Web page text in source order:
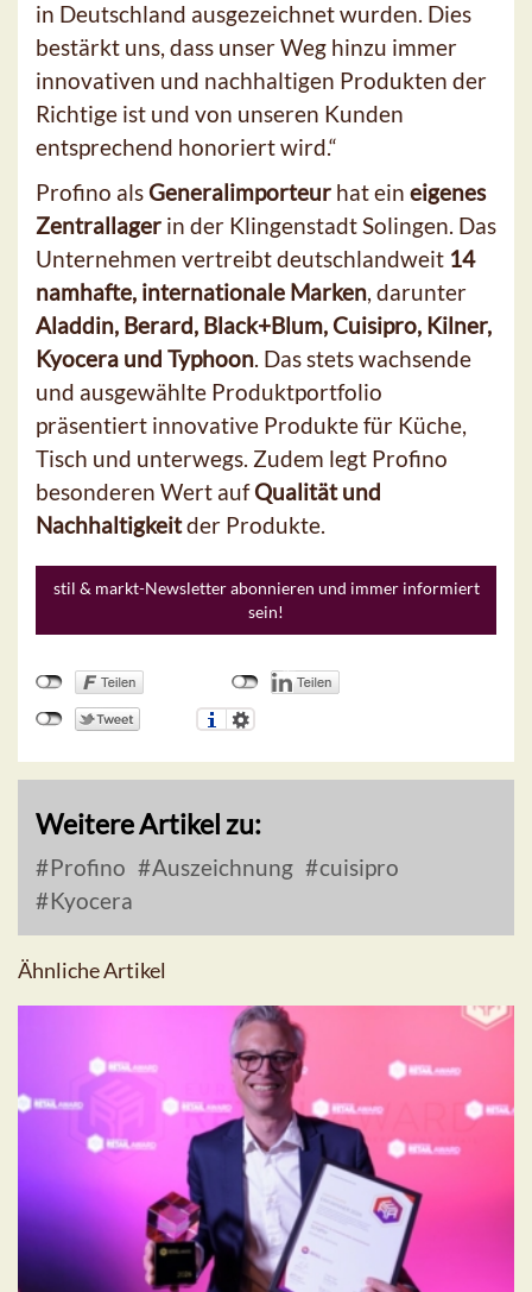
in Deutschland ausgezeichnet wurden. Dies
bestärkt uns, dass unser Weg hinzu immer
innovativen und nachhaltigen Produkten der
Richtige ist und von unseren Kunden
entsprechend honoriert wird.“
Profino alsGeneralimporteur hat ein eigenes
Zentrallager in der Klingenstadt Solingen. Das
Unternehmen vertreibt deutschlandweit 14
namhafte, internationale Marken, darunter
Aladdin, Berard, Black+Blum, Cuisipro, Kilner,
Kyocera und Typhoon. Das stets wachsende
und ausgewählte Produktportfolio
präsentiert innovative Produkte für Küche,
Tisch und unterwegs. Zudem legt Profino
besonderen Wert aufQualität und
Nachhaltigkeitder Produkte.
stil & markt-Newsletter abonnieren und immer informiert
sein!
Weitere Artikel zu:
Profino Auszeichnung
cuisipro
Kyocera
Ähnliche Artikel